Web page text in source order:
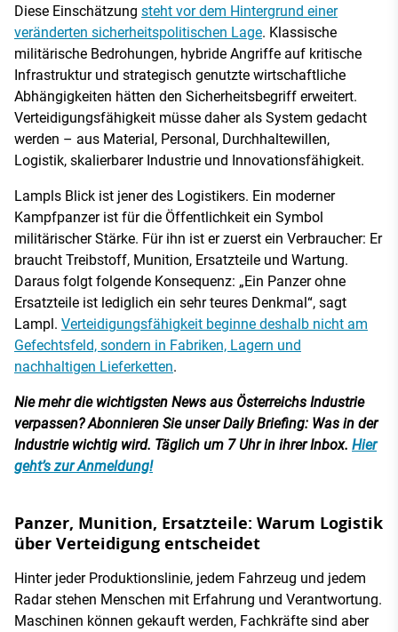
Diese Einschätzung steht vor dem Hintergrund einer
veränderten sicherheitspolitischen Lage. Klassische
militärische Bedrohungen, hybride Angriffe auf kritische
Infrastruktur und strategisch genutzte wirtschaftliche
Abhängigkeiten hätten den Sicherheitsbegriff erweitert.
Verteidigungsfähigkeit müsse daher als System gedacht
werden – aus Material, Personal, Durchhaltewillen,
Logistik, skalierbarer Industrie und Innovationsfähigkeit.
Lampls Blick ist jener des Logistikers. Ein moderner
Kampfpanzer ist für die Öffentlichkeit ein Symbol
militärischer Stärke. Für ihn ist er zuerst ein Verbraucher: Er
braucht Treibstoff, Munition, Ersatzteile und Wartung.
Daraus folgt folgende Konsequenz: „Ein Panzer ohne
Ersatzteile ist lediglich ein sehr teures Denkmal“, sagt
Lampl. Verteidigungsfähigkeit beginne deshalb nicht am
Gefechtsfeld, sondern in Fabriken, Lagern und
nachhaltigen Lieferketten.
Nie mehr die wichtigsten News aus Österreichs Industrie
verpassen? Abonnieren Sie unser Daily Briefing: Was in der
Industrie wichtig wird. Täglich um 7 Uhr in ihrer Inbox. Hier
geht’s zur Anmeldung!
Panzer, Munition, Ersatzteile: Warum Logistik
über Verteidigung entscheidet
Hinter jeder Produktionslinie, jedem Fahrzeug und jedem
Radar stehen Menschen mit Erfahrung und Verantwortung.
Maschinen können gekauft werden, Fachkräfte sind aber